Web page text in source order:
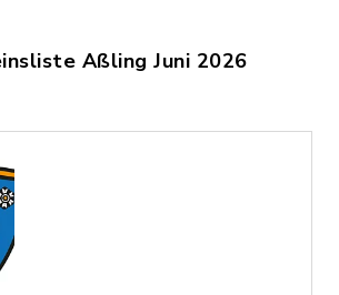
Aßling Juni 2026